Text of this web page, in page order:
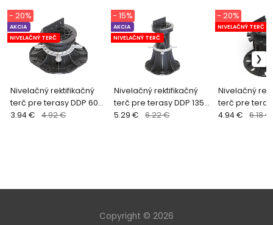
Nivelačný rektifikačný
terč pre terasy DDP 60-
85 mm
AKCIA
NIVELAČNÝ TERČ
- 20%
3.94 € 4.92 €
Nivelačný rektifikačný
terč pre terasy DDP 135-
235 mm
AKCIA
NIVELAČNÝ TERČ
- 15%
5.29 € 6.22 €
Nivelačný
terč pre
mm ARKIMEDE
NIVELAČNÝ TERČ
- 20%
4.94 € 6.18 €
Copyright © 2026